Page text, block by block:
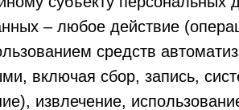
– любое действие
средств
включая сбор, запись,
извлечение,